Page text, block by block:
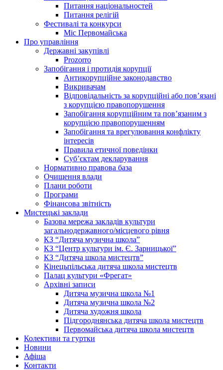
Питання національностей
Питання релігій
Фестивалі та конкурси
Міс Первомайська
Про управління
Державні закупівлі
Prozorro
Запобігання і протидія корупції
Антикорупційне законодавство
Викривачам
Відповідальність за корупційні або пов’язані
з корупцією правопорушення
Запобігання корупційним та пов’язаним з
корупцією правопорушенням
Запобігання та врегулювання конфлікту
інтересів
Правила етичної поведінки
Суб’єктам декларування
Нормативно правова база
Очищення влади
Плани роботи
Програми
Фінансова звітність
Мистецькі заклади
Базова мережа закладів культури
загальнодержавного/місцевого рівня
КЗ “Дитяча музична школа”
КЗ “Центр культури ім. Є. Зарницької”
КЗ “Дитяча школа мистецтв”
Кінецьпільська дитяча школа мистецтв
Палац культури «Фрегат»
Архівні записи
Дитяча музична школа №1
Дитяча музична школа №2
Дитяча художня школа
Підгороднянська дитяча школа мистецтв
Первомайська дитяча школа мистецтв
Колективи та гуртки
Новини
Афіша
Контакти